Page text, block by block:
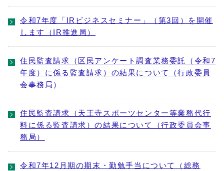
令和7年度「IRビジネスセミナー」（第3回）を開催
します（IR推進局）
住民監査請求（区民アンケート調査業務委託（令和7
年度）に係る監査請求）の結果について（行政委員
会事務局）
住民監査請求（天王寺スポーツセンター等業務代行
料に係る監査請求）の結果について（行政委員会事
務局）
令和7年12月期の期末・勤勉手当について（総務